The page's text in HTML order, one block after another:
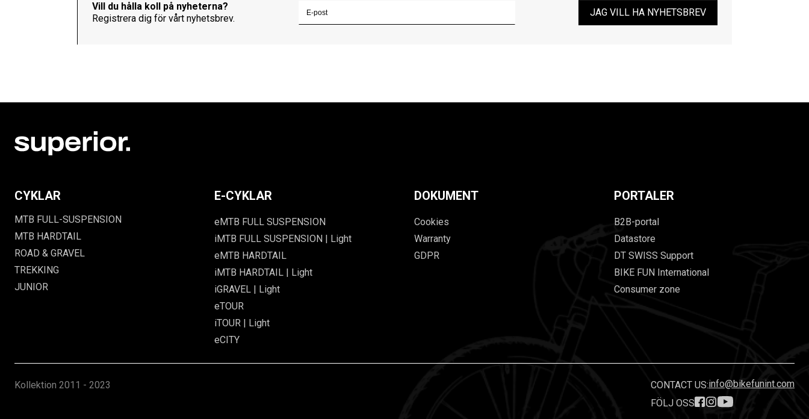
Vill du hålla koll på nyheterna?
Registrera dig för vårt nyhetsbrev.
JAG VILL HA NYHETSBREV
CYKLAR
MTB FULL-SUSPENSION
MTB HARDTAIL
ROAD & GRAVEL
TREKKING
JUNIOR
E-CYKLAR
eMTB FULL SUSPENSION
iMTB FULL SUSPENSION | Light
eMTB HARDTAIL
iMTB HARDTAIL | Light
iGRAVEL | Light
eTOUR
iTOUR | Light
eCITY
DOKUMENT
Cookies
Warranty
GDPR
PORTALER
B2B-portal
Datastore
DT SWISS Support
BIKE FUN International
Consumer zone
Kollektion 2011 - 2023 CONTACT US:info@bikefunint.com
FÖLJ OSS